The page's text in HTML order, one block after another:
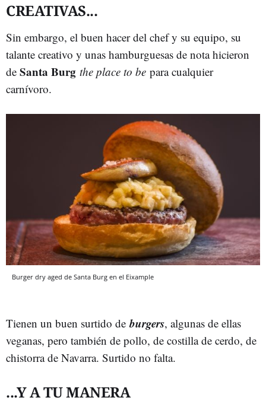
CREATIVAS...
Sin embargo, el buen hacer del chef y su equipo, su
talante creativo y unas hamburguesas de nota hicieron
de Santa Burg the place to be para cualquier
carnívoro.
Burger dry aged de Santa Burg en el Eixample
Tienen un buen surtido deburgers, algunas de ellas
veganas, pero también de pollo, de costilla de cerdo, de
chistorra de Navarra. Surtido no falta.
...Y A TU MANERA